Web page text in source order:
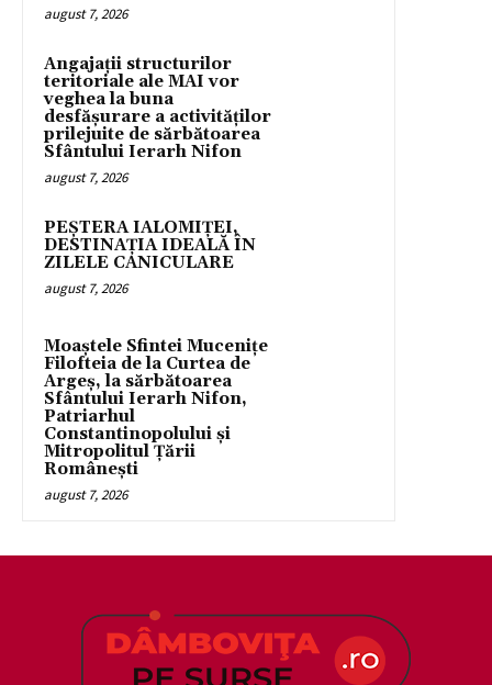
august 7, 2026
Angajații structurilor
teritoriale ale MAI vor
veghea la buna
desfășurare a activităților
prilejuite de sărbătoarea
Sfântului Ierarh Nifon
august 7, 2026
PEȘTERA IALOMIȚEI,
DESTINAȚIA IDEALĂ ÎN
ZILELE CANICULARE
august 7, 2026
Moaștele Sfintei Mucenițe
Filofteia de la Curtea de
Argeș, la sărbătoarea
Sfântului Ierarh Nifon,
Patriarhul
Constantinopolului și
Mitropolitul Țării
Românești
august 7, 2026